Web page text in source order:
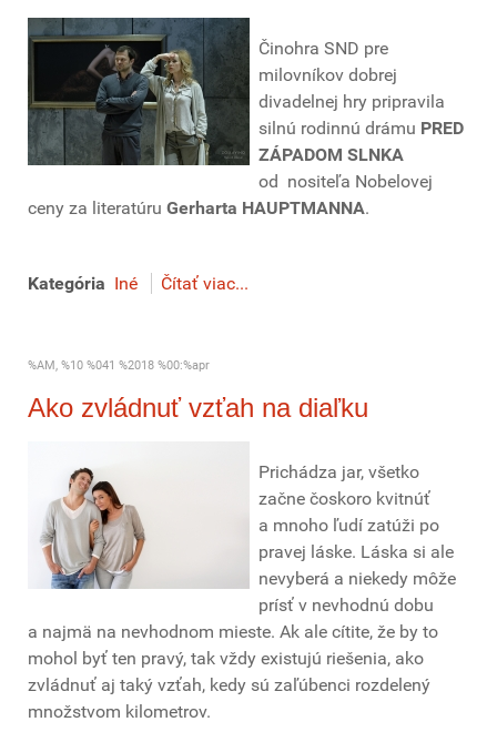
Činohra SND pre
milovníkov dobrej
divadelnej hry pripravila
silnú rodinnú drámu PRED
ZÁPADOM SLNKA
od nositeľa Nobelovej
ceny za literatúru Gerharta HAUPTMANNA.
Kategória Iné Čítať viac...
%AM, %10 %041 %2018 %00:%apr
Ako zvládnuť vzťah na diaľku
Prichádza jar, všetko
začne čoskoro kvitnúť
a mnoho ľudí zatúži po
pravej láske. Láska si ale
nevyberá a niekedy môže
prísť v nevhodnú dobu
a najmä na nevhodnom mieste. Ak ale cítite, že by to
mohol byť ten pravý, tak vždy existujú riešenia, ako
zvládnuť aj taký vzťah, kedy sú zaľúbenci rozdelený
množstvom kilometrov.